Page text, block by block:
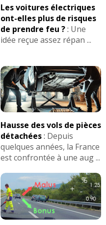
Les voitures électriques
ont-elles plus de risques
de prendre feu ?: Une
idée reçue assez répan ...
Hausse des vols de pièces
détachées: Depuis
quelques années, la France
est confrontée à une aug ...